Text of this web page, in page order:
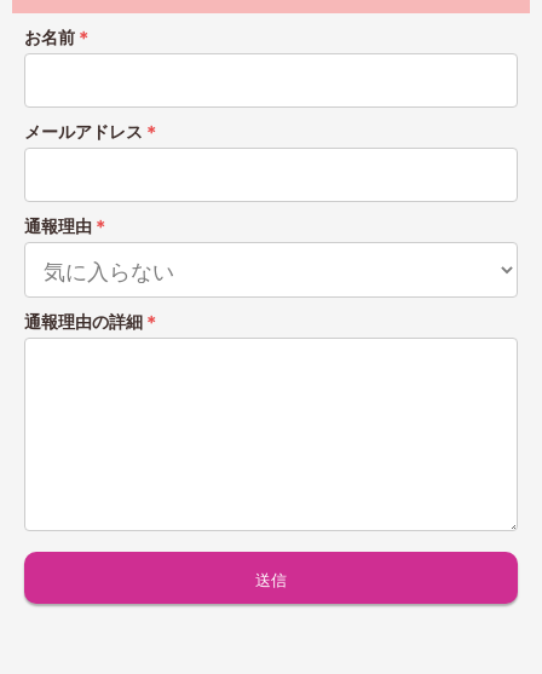
お名前 ＊
メールアドレス ＊
通報理由 ＊
通報理由の詳細 ＊